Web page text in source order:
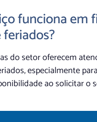
funciona em
do setor oferecem
especialmente
ao solicitar o